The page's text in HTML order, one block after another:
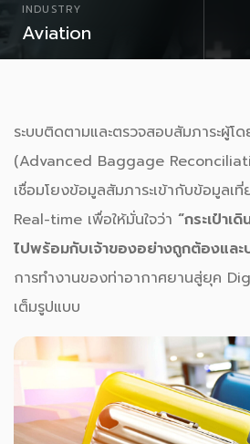
INDUSTRY
Aviation
ระบบติดตามและตรวจสอบสัมภาระผู้โ
(Advanced Baggage
เชื่อมโยงข้อมูลสัมภาระเข้ากับข้อมูลเ
Real-time เพื่อให้มั่นใจว่า “กระเป๋าเ
ไปพร้อมกับเจ้าของอย่างถูกต้องแล
การทำงานของท่าอากาศยานสู่ยุค
เต็มรูปแบบ